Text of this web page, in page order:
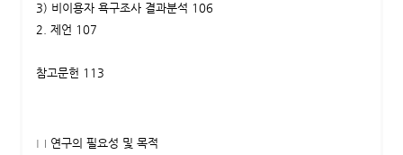
3) 비이용자 욕구조사 결과분석 106
2. 제언 107
참고문헌 113
□ 연구의 필요성 및 목적